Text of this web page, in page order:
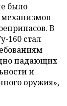
было
В
160 стал
падающих
и
оружия»,